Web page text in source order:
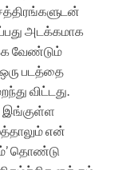
அடக்கமாக
வேண்டும்
படத்தை
விட்டது.
இங்குள்ள
என்
தொண்டு